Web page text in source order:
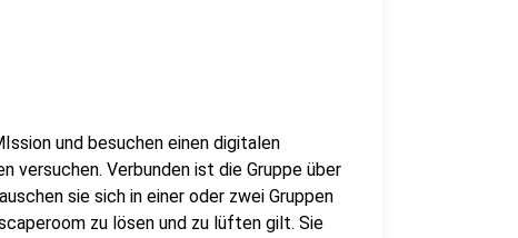
und besuchen einen digitalen
versuchen. Verbunden ist die Gruppe über
sie sich in einer oder zwei Gruppen
zu lösen und zu lüften gilt. Sie